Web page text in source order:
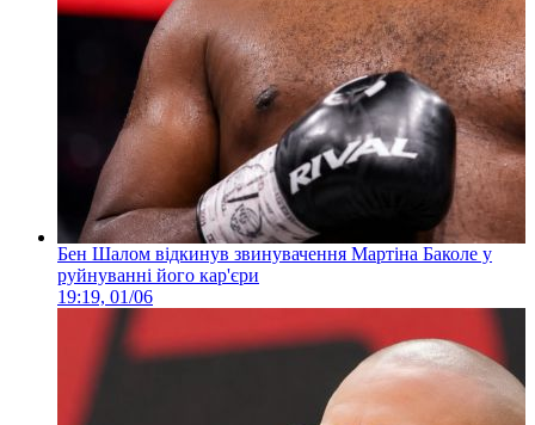
Бен Шалом відкинув звинувачення Мартіна Баколе у
руйнуванні його кар'єри
19:19, 01/06